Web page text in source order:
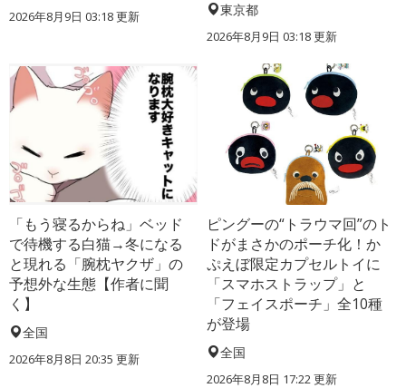
2026年8月9日 03:18更新 東京都
2026年8月9日 03:18更新
「もう寝るからね」ベッド
で待機する白猫→冬になる
と現れる「腕枕ヤクザ」の
予想外な生態【作者に聞
く】
全国
2026年8月8日 20:35 更新
ピングーの“トラウマ回”のト
ドがまさかのポーチ化！か
ぷえぼ限定カプセルトイに
「スマホストラップ」と
「フェイスポーチ」全10種
が登場
全国
2026年8月8日 17:22更新